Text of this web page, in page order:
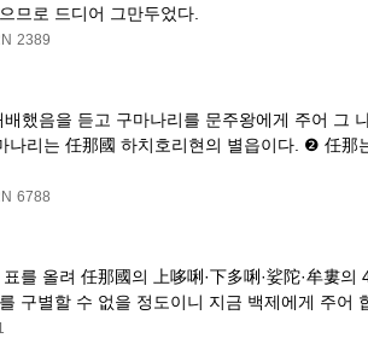
므로 드디어 그만두었다.
2389
했음을 듣고 구마나리를 문주왕에게 주어 그
나리는 任那國 하치호리현의 별읍이다. ❷ 任
6788
를 올려 任那國의 上哆唎·下多唎·娑陀·牟婁
구별할 수 없을 정도이니 지금 백제에게 주